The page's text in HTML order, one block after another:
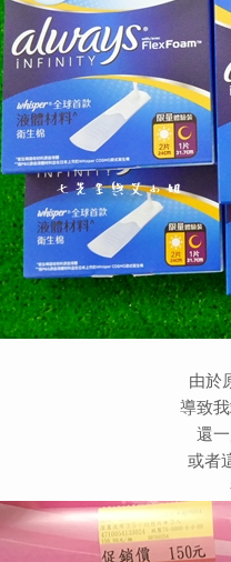
由於
導致
還
或者